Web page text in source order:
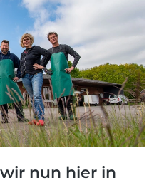
nun hier in